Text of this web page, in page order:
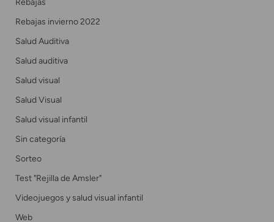
Rebajas invierno 2022
Salud Auditiva
Salud auditiva
Salud visual
Salud Visual
Salud visual infantil
Sin categoría
Sorteo
Test "Rejilla de Amsler"
Videojuegos y salud visual infantil
Web